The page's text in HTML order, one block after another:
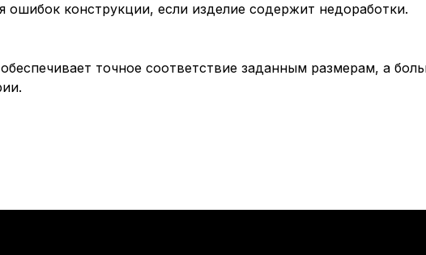
конструкции, если изделие содержит недоработки.
точное соответствие заданным размерам, а